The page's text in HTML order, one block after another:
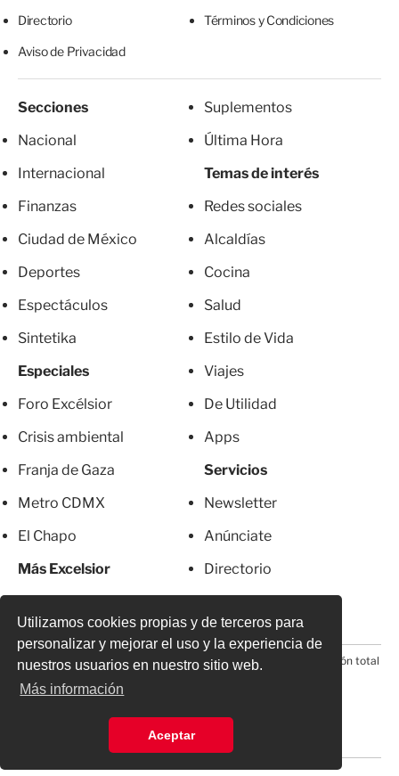
Utilizamos cookies propias y de terceros para
personalizar y mejorar el uso y la experiencia de
nuestros usuarios en nuestro sitio web.
Más información
Aceptar
Directorio Términos y Condiciones
Aviso de Privacidad
Secciones
Nacional
Internacional
Finanzas
Ciudad de México
Deportes
Espectáculos
Sintetika
Especiales
Foro Excélsior
Crisis ambiental
Franja de Gaza
Metro CDMX
El Chapo
Más Excelsior
Suplementos
Última Hora
Temas de interés
Redes sociales
Alcaldías
Cocina
Salud
Estilo de Vida
Viajes
De Utilidad
Apps
Servicios
Newsletter
Anúnciate
Directorio
© 2026 Todos los derechos reservados. Prohibida la reproducción total
o parcial, incluyendo cualquier medio electrónico*